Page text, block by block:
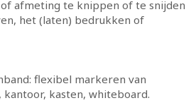
afmeting te knippen of te snijden
het (laten) bedrukken of
flexibel markeren van
kasten, whiteboard.